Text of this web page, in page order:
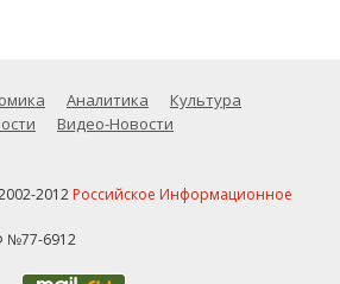
Аналитика
Культура
Видео-Новости
2012 Российское Информационное
№77-6912